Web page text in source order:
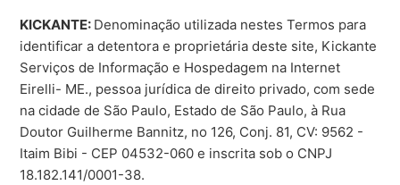
KICKANTE: Denominação utilizada nestes Termos para
identificar a detentora e proprietária deste site, Kickante
Serviços de Informação e Hospedagem na Internet
Eirelli- ME., pessoa jurídica de direito privado, com sede
na cidade de São Paulo, Estado de São Paulo, à Rua
Doutor Guilherme Bannitz, no 126, Conj. 81, CV: 9562 -
Itaim Bibi - CEP 04532-060 e inscrita sob o CNPJ
18.182.141/0001-38.